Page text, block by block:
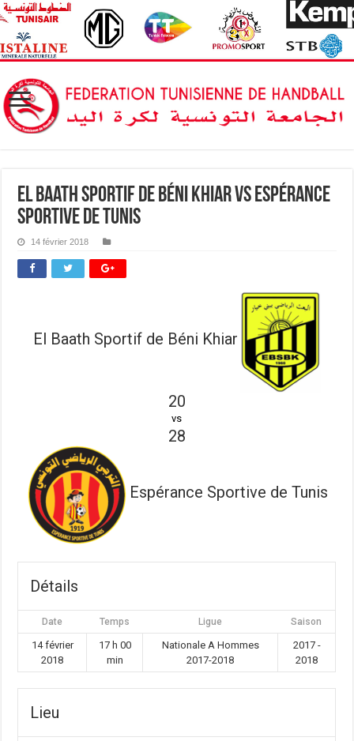
El Baath Sportif de Béni Khiar vs Espérance
Sportive de Tunis
14 février 2018
El Baath Sportif de Béni Khiar
20
vs
28
Espérance Sportive de Tunis
Détails
Date Temps Ligue Saison
14 février
2018
17 h 00
min
Nationale A Hommes
2017-2018
2017 -
2018
Lieu